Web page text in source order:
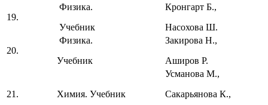
19.
Физика.
Учебник
Кронгарт Б.,
Насохова Ш.
20.
Физика.
Учебник
Закирова Н.,
Аширов Р.
21. Химия. Учебник
Усманова М.,
Сакарьянова К.,